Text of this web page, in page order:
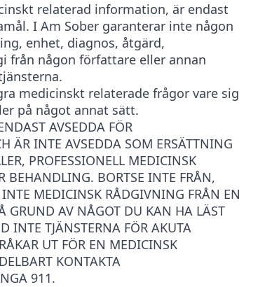
relaterad information, är endast
I Am Sober garanterar inte någon
enhet, diagnos, åtgärd,
från någon författare eller annan
medicinskt relaterade frågor vare sig
på något annat sätt.
AVSEDDA FÖR
ÄR INTE AVSEDDA SOM ERSÄTTNING
PROFESSIONELL MEDICINSK
BEHANDLING. BORTSE INTE FRÅN,
MEDICINSK RÅDGIVNING FRÅN EN
GRUND AV NÅGOT DU KAN HA LÄST
INTE TJÄNSTERNA FÖR AKUTA
UT FÖR EN MEDICINSK
KONTAKTA
911.